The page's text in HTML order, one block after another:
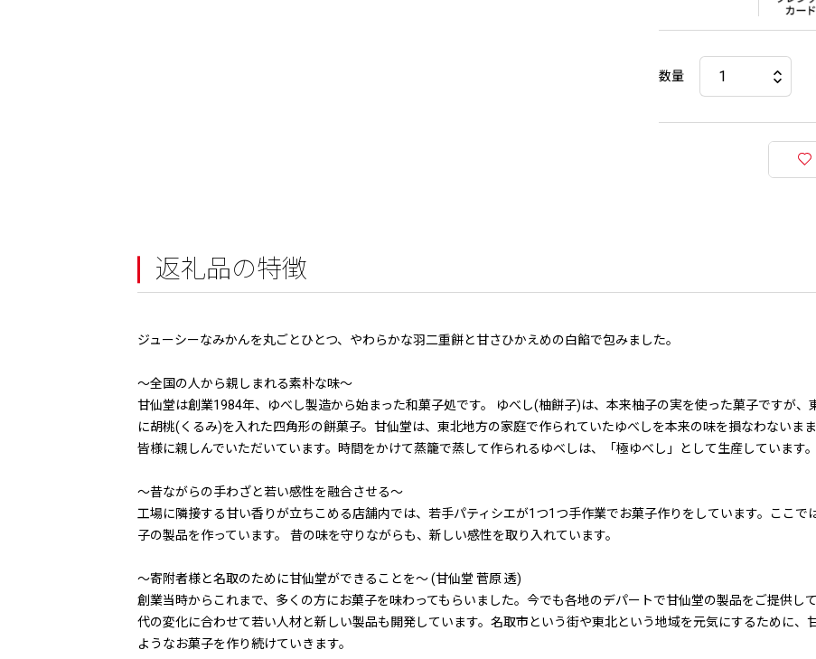
数量
返礼品の特徴
ジューシーなみかんを丸ごとひとつ、やわらかな羽二重餅と甘さひかえめの白餡で包みました。
〜全国の人から親しまれる素朴な味〜
甘仙堂は創業1984年、ゆべし製造から始まった和菓子処です。 ゆべし(柚餅子)は、本来柚子の実を使った菓子ですが、
に胡桃(くるみ)を入れた四角形の餅菓子。甘仙堂は、東北地方の家庭で作られていたゆべしを本来の味を損なわないま
皆様に親しんでいただいています。時間をかけて蒸籠で蒸して作られるゆべしは、「極ゆべし」として生産しています。
〜昔ながらの手わざと若い感性を融合させる〜
工場に隣接する甘い香りが立ちこめる店舗内では、若手パティシエが1つ1つ手作業でお菓子作りをしています。ここ
子の製品を作っています。 昔の味を守りながらも、新しい感性を取り入れています。
〜寄附者様と名取のために甘仙堂ができることを〜 (甘仙堂 菅原 透)
創業当時からこれまで、多くの方にお菓子を味わってもらいました。今でも各地のデパートで甘仙堂の製品をご提供し
代の変化に合わせて若い人材と新しい製品も開発しています。名取市という街や東北という地域を元気にするために、
ようなお菓子を作り続けていきます。